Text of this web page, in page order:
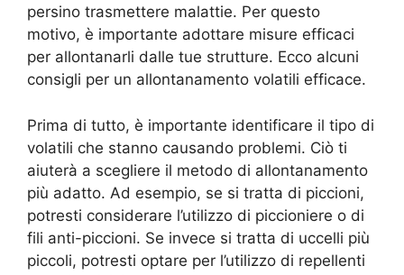
persino trasmettere malattie. Per questo
motivo, è importante adottare misure efficaci
per allontanarli dalle tue strutture. Ecco alcuni
consigli per un allontanamento volatili efficace.
Prima di tutto, è importante identificare il tipo di
volatili che stanno causando problemi. Ciò ti
aiuterà a scegliere il metodo di allontanamento
più adatto. Ad esempio, se si tratta di piccioni,
potresti considerare l’utilizzo di piccioniere o di
fili anti-piccioni. Se invece si tratta di uccelli più
piccoli, potresti optare per l’utilizzo di repellenti